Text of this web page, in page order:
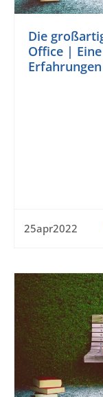
Die
Office |
Erfahrungen
25apr2022